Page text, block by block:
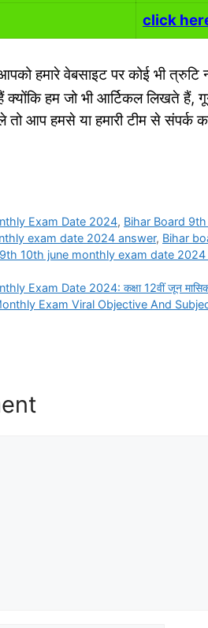
click
हमारे वेबसाइट पर कोई भी
हम जो भी आर्टिकल लिखते
तो आप हमसे या हमारी टीम से
Exam Date 2024, Bihar Board
exam date 2024 answer, Bihar
10th june monthly exam date 2024
Exam Date 2024: कक्षा 12वीं जून मासिक
Exam Viral Objective And